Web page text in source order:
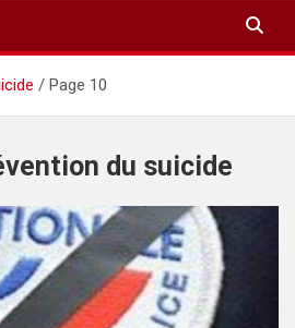
Page 10
du suicide